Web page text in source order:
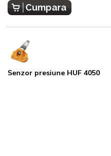
Cumpara
Senzor presiune HUF 4050